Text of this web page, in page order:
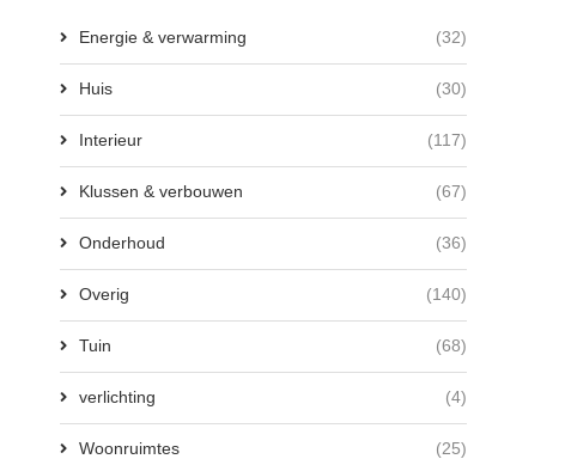
Energie & verwarming (32)
Huis (30)
Interieur (117)
Klussen & verbouwen (67)
Onderhoud (36)
Overig (140)
Tuin (68)
verlichting (4)
Woonruimtes (25)